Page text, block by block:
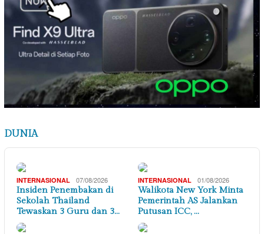
DUNIA
INTERNASIONAL 07/08/2026
Insiden Penembakan di
Sekolah Thailand
Tewaskan 3 Guru dan 3…
INTERNASIONAL 01/08/2026
Walikota New York Minta
Pemerintah AS Jalankan
Putusan ICC, …